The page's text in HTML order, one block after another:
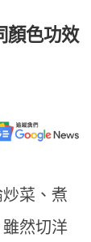
顏色功效
菜、煮
然切洋